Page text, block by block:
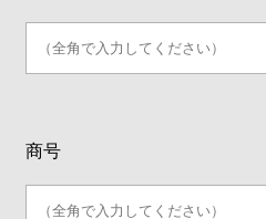
商号